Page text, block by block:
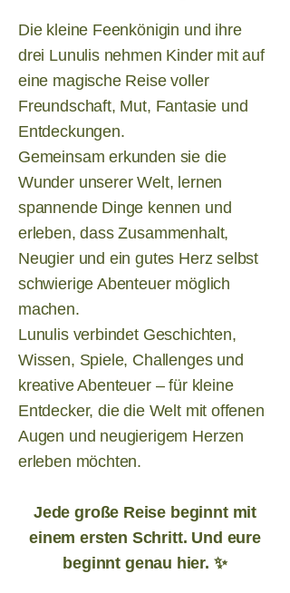
Die kleine Feenkönigin und ihre
drei Lunulis nehmen Kinder mit auf
eine magische Reise voller
Freundschaft, Mut, Fantasie und
Entdeckungen.
Gemeinsam erkunden sie die
Wunder unserer Welt, lernen
spannende Dinge kennen und
erleben, dass Zusammenhalt,
Neugier und ein gutes Herz selbst
schwierige Abenteuer möglich
machen.
Lunulis verbindet Geschichten,
Wissen, Spiele, Challenges und
kreative Abenteuer – für kleine
Entdecker, die die Welt mit offenen
Augen und neugierigem Herzen
erleben möchten.
Jede große Reise beginnt mit
einem ersten Schritt. Und eure
beginnt genau hier. ✨